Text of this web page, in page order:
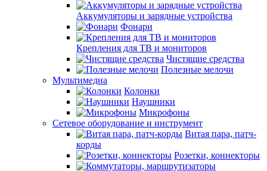
Аккумуляторы и зарядные устройства
Фонари
Крепления для ТВ и мониторов
Чистящие средства
Полезные мелочи
Мультимедиа
Колонки
Наушники
Микрофоны
Сетевое оборудование и инструмент
Витая пара, патч-
корды
Розетки, коннекторы